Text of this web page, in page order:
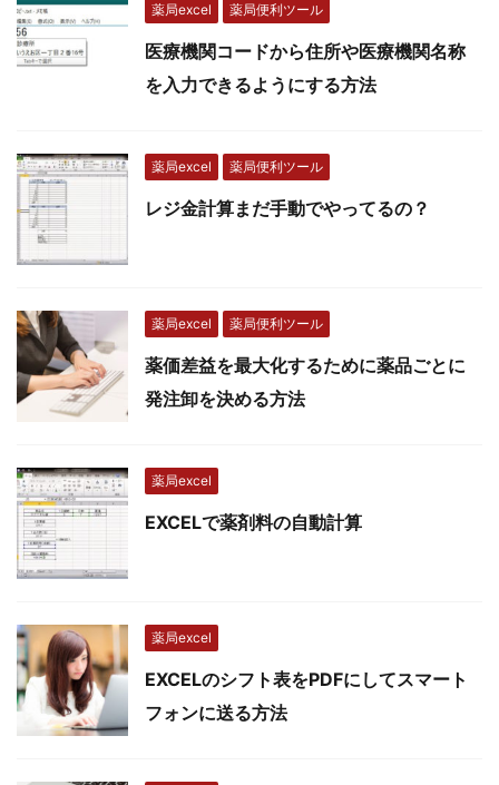
薬局excel 薬局便利ツール
医療機関コードから住所や医療機関名称
を入力できるようにする方法
薬局excel 薬局便利ツール
レジ金計算まだ手動でやってるの？
薬局excel 薬局便利ツール
薬価差益を最大化するために薬品ごとに
発注卸を決める方法
薬局excel
EXCELで薬剤料の自動計算
薬局excel
EXCELのシフト表をPDFにしてスマート
フォンに送る方法